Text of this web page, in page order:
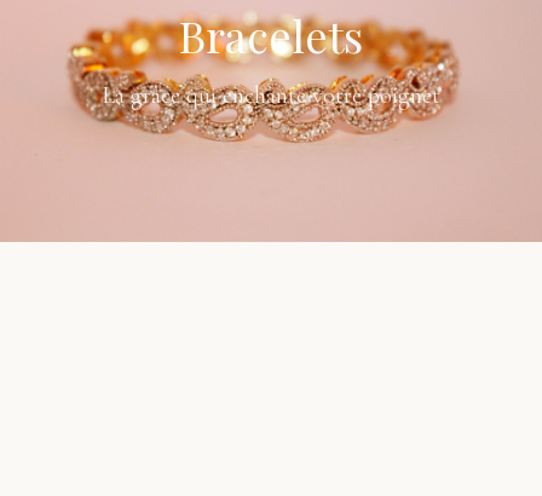
Bracelets
La grâce qui enchante votre poignet